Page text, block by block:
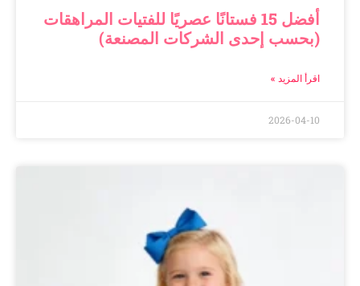
أفضل 15 فستانًا عصريًا للفتيات المراهقات
(بحسب إحدى الشركات المصنعة)
اقرأ المزيد »
2026-04-10